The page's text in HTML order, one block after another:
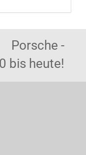
Porsche -
bis heute!